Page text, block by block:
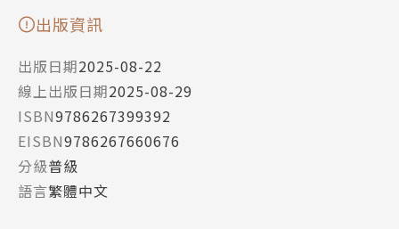
出版資訊
出版日期2025-08-22
線上出版日期2025-08-29
ISBN9786267399392
EISBN9786267660676
分級普級
語言繁體中文